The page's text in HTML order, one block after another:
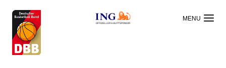
OFFIZIELLER HAUPTSPONSOR